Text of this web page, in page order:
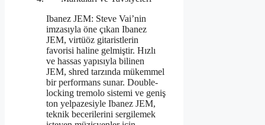
Ibanez JEM: Steve Vai’nin
imzasıyla öne çıkan Ibanez
JEM, virtüöz gitaristlerin
favorisi haline gelmiştir. Hızlı
ve hassas yapısıyla bilinen
JEM, shred tarzında mükemmel
bir performans sunar. Double-
locking tremolo sistemi ve geniş
ton yelpazesiyle Ibanez JEM,
teknik becerilerini sergilemek